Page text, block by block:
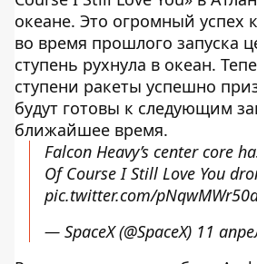
океане. Это огромный успех
во время прошлого запуска
ступень рухнула в океан.
ступени ракеты успешно
будут готовы к следующим
ближайшее время.
Falcon Heavy’s center core
Of Course I Still Love You
pic.twitter.com/
— SpaceX (@SpaceX) 11